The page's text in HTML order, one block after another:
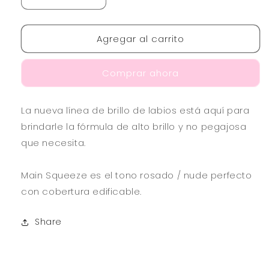
cantidad
para
SQUEEZE
ULTRA
LIPGLOSS
cantidad
para
MAIN
SQUEEZE
17
ULTRA
LIPGLOSS
Agregar al carrito
Comprar ahora
La nueva línea de brillo de labios está aquí para
brindarle la fórmula de alto brillo y no pegajosa
que necesita.
Main Squeeze es el tono rosado / nude perfecto
con cobertura edificable.
Share